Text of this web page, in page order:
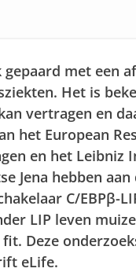
met een
Het is
vertragen en
het European
en het
Jena hebben
C/EBPβ-
LIP leven
Deze
eLife.